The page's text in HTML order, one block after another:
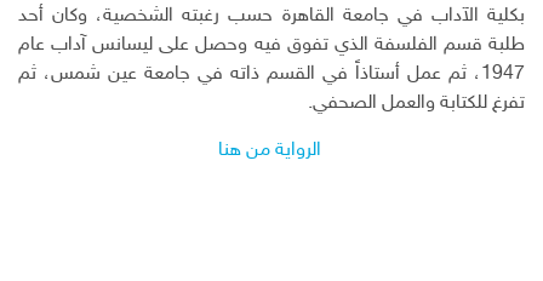
بكلية الآداب في جامعة القاهرة حسب رغبته الشخصية، وكان أحد
طلبة قسم الفلسفة الذي تفوق فيه وحصل على ليسانس آداب عام
1947، ثم عمل أستاذاً في القسم ذاته في جامعة عين شمس، ثم
تفرغ للكتابة والعمل الصحفي.
الرواية من هنا